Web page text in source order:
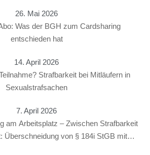
26. Mai 2026
Was der BGH zum Cardsharing
entschieden hat
14. April 2026
Strafbarkeit bei Mitläufern in
Sexualstrafsachen
7. April 2026
am Arbeitsplatz – Zwischen Strafbarkeit
Überschneidung von § 184i StGB mit